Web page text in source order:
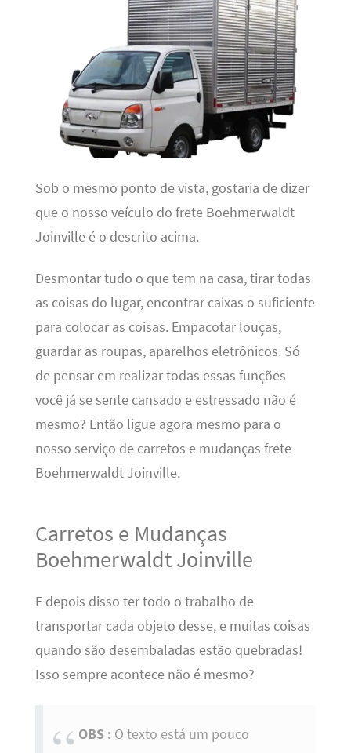
Sob o mesmo ponto de vista, gostaria de dizer
que o nosso veículo do frete Boehmerwaldt
Joinville é o descrito acima.
Desmontar tudo o que tem na casa, tirar todas
as coisas do lugar, encontrar caixas o suficiente
para colocar as coisas. Empacotar louças,
guardar as roupas, aparelhos eletrônicos. Só
de pensar em realizar todas essas funções
você já se sente cansado e estressado não é
mesmo? Então ligue agora mesmo para o
nosso serviço de carretos e mudanças frete
Boehmerwaldt Joinville.
Carretos e Mudanças
Boehmerwaldt Joinville
E depois disso ter todo o trabalho de
transportar cada objeto desse, e muitas coisas
quando são desembaladas estão quebradas!
Isso sempre acontece não é mesmo?
OBS :O texto está um pouco